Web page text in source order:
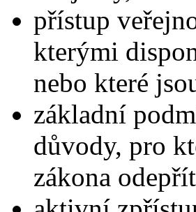
přístup
kterými
nebo které
základní
důvody, pro
zákona